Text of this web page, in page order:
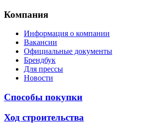
Компания
Информация о компании
Вакансии
Официальные документы
Брендбук
Для прессы
Новости
Способы покупки
Ход строительства